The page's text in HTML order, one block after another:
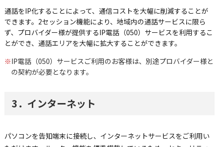
通話をIP化することによって、通信コストを大幅に削減することが
できます。2セッション機能により、地域内の通話サービスに限ら
ず、プロバイダー様が提供するIP電話（050）サービスを利用するこ
とができ、通話エリアを大幅に拡大することができます。
※IP電話（050）サービスご利用のお客様は、別途プロバイダー様と
の契約が必要となります。
3．インターネット
パソコンを告知端末に接続し、インターネットサービスをご利用い